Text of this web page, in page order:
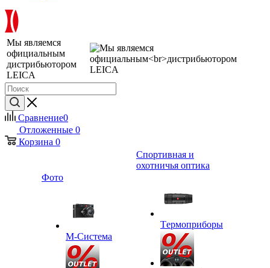
Мы являемся
официальным
дистрибьютором
LEICA
Сравнение0
Отложенные 0
Корзина 0
Фото
M-Система
Спортивная и
охотничья оптика
Tермоприборы